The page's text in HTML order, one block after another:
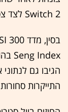
Switch 2 לצד צפי לירידה במכירות.
הגיבו גם
התייקרות